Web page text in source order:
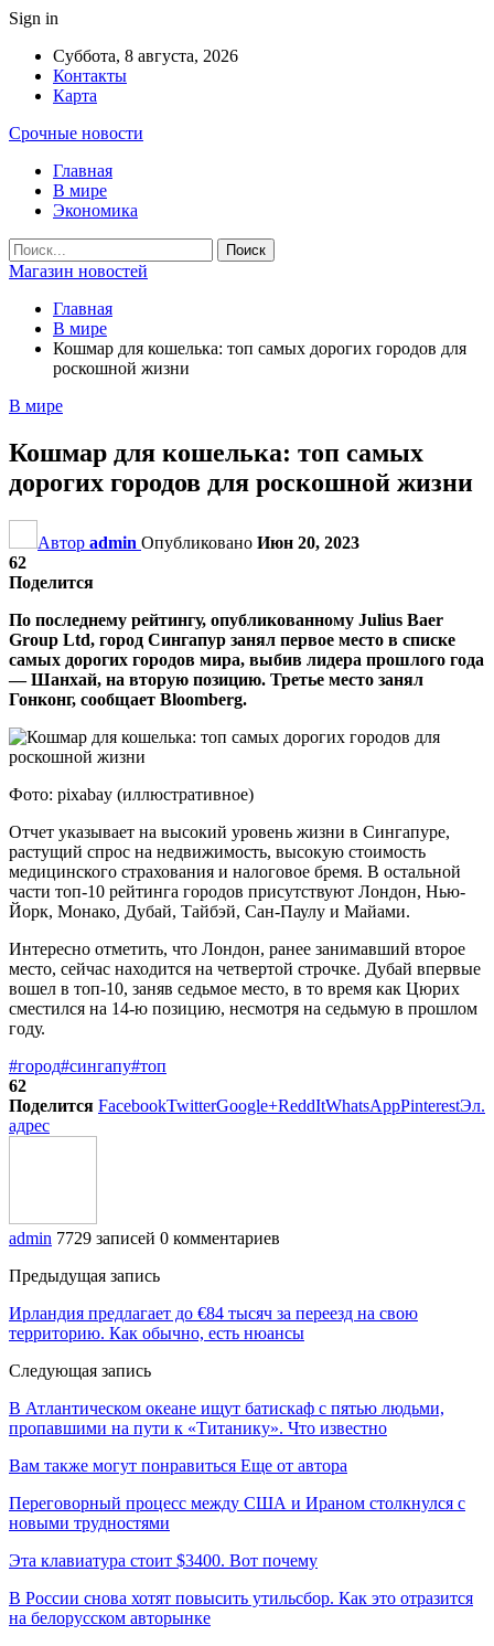
Sign in
Суббота, 8 августа, 2026
Контакты
Карта
Срочные новости
Главная
В мире
Экономика
Магазин новостей
Главная
В мире
Кошмар для кошелька: топ самых дорогих городов для
роскошной жизни
В мире
Кошмар для кошелька: топ самых
дорогих городов для роскошной жизни
Автор admin Опубликовано Июн 20, 2023
62
Поделится
По последнему рейтингу, опубликованному Julius Baer
Group Ltd, город Сингапур занял первое место в списке
самых дорогих городов мира, выбив лидера прошлого года
— Шанхай, на вторую позицию. Третье место занял
Гонконг, сообщает Bloomberg.
Фото: pixabay (иллюстративное)
Отчет указывает на высокий уровень жизни в Сингапуре,
растущий спрос на недвижимость, высокую стоимость
медицинского страхования и налоговое бремя. В остальной
части топ-10 рейтинга городов присутствуют Лондон, Нью-
Йорк, Монако, Дубай, Тайбэй, Сан-Паулу и Майами.
Интересно отметить, что Лондон, ранее занимавший второе
место, сейчас находится на четвертой строчке. Дубай впервые
вошел в топ-10, заняв седьмое место, в то время как Цюрих
сместился на 14-ю позицию, несмотря на седьмую в прошлом
году.
#город#сингапу#топ
62
Поделится FacebookTwitterGoogle+ReddItWhatsAppPinterestЭл.
адрес
admin 7729 записей 0 комментариев
Предыдущая запись
Ирландия предлагает до €84 тысяч за переезд на свою
территорию. Как обычно, есть нюансы
Следующая запись
В Атлантическом океане ищут батискаф с пятью людьми,
пропавшими на пути к «Титанику». Что известно
Вам также могут понравиться Еще от автора
Переговорный процесс между США и Ираном столкнулся с
новыми трудностями
Эта клавиатура стоит $3400. Вот почему
В России снова хотят повысить утильсбор. Как это отразится
на белорусском авторынке